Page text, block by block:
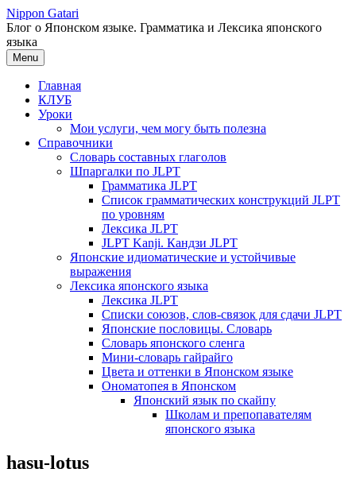
Перейти
к
содержимому
Nippon Gatari
Блог о Японском языке. Грамматика и Лексика японского
языка
Menu
Главная
КЛУБ
Уроки
Мои услуги, чем могу быть полезна
Справочники
Словарь составных глаголов
Шпаргалки по JLPT
Грамматика JLPT
Список грамматических конструкций JLPT
по уровням
Лексика JLPT
JLPT Kanji. Кандзи JLPT
Японские идиоматические и устойчивые
выражения
Лексика японского языка
Лексика JLPT
Списки союзов, слов-связок для сдачи JLPT
Японские пословицы. Словарь
Словарь японского сленга
Мини-словарь гайрайго
Цвета и оттенки в Японском языке
Ономатопея в Японском
Японский язык по скайпу
Школам и препопавателям
японского языка
hasu-lotus